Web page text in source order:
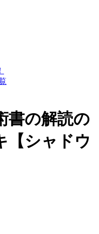
書の解読の
【シャドウ